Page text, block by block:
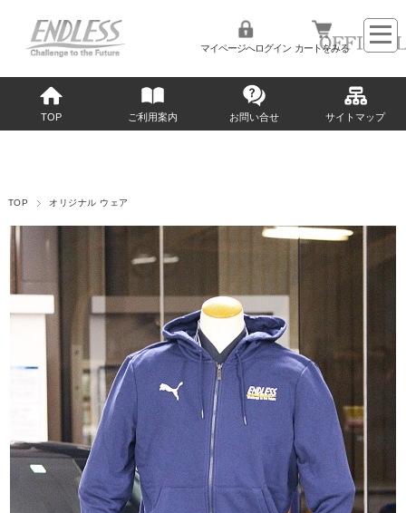
マイページへログイン カートをみる
TOP ご利用案内 お問い合せ サイトマップ
TOP オリジナル ウェア